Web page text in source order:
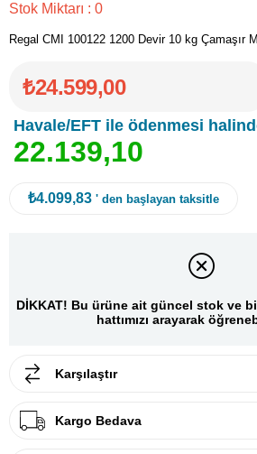
Stok Miktarı : 0
Regal CMI 100122 1200 Devir 10 kg Çamaşır
₺24.599,00
Havale/EFT ile ödenmesi
22.139,10
₺4.099,83 ' den başlayan taksitle
DİKKAT! Bu ürüne ait güncel stok ve
hattımızı arayarak
Karşılaştır
Kargo Bedava